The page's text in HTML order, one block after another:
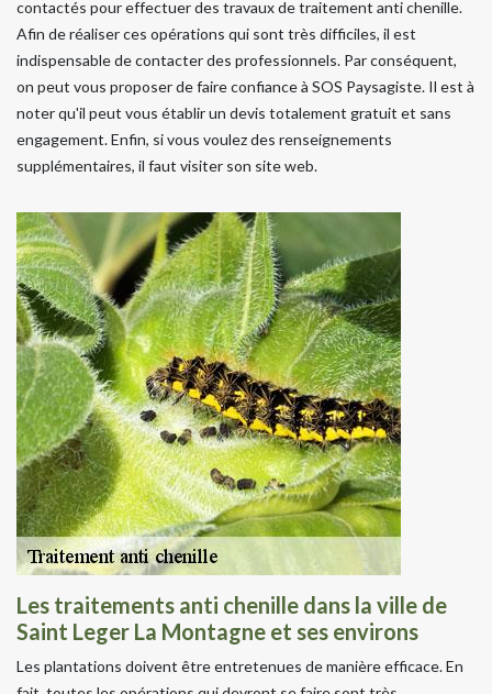
contactés pour effectuer des travaux de traitement anti chenille.
Afin de réaliser ces opérations qui sont très difficiles, il est
indispensable de contacter des professionnels. Par conséquent,
on peut vous proposer de faire confiance à SOS Paysagiste. Il est à
noter qu'il peut vous établir un devis totalement gratuit et sans
engagement. Enfin, si vous voulez des renseignements
supplémentaires, il faut visiter son site web.
Les traitements anti chenille dans la ville de
Saint Leger La Montagne et ses environs
Les plantations doivent être entretenues de manière efficace. En